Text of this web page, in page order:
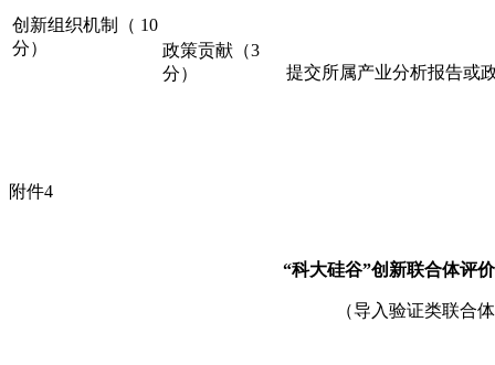
创新组织机制（ 10
分）
政策贡献（3
分）
提交所属产业分析报告或
附件4
“科大硅谷”创新联合体评
（导入验证类联合